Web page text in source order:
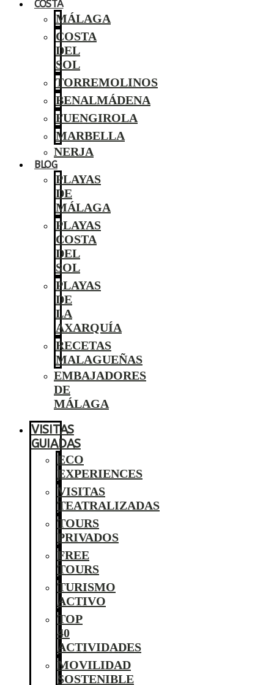
COSTA
MÁLAGA
COSTA
DEL
SOL
TORREMOLINOS
BENALMÁDENA
FUENGIROLA
MARBELLA
NERJA
BLOG
PLAYAS
DE
MÁLAGA
PLAYAS
COSTA
DEL
SOL
PLAYAS
DE
LA
AXARQUÍA
RECETAS
MALAGUEÑAS
EMBAJADORES
DE
MÁLAGA
VISITAS
GUIADAS
ECO
EXPERIENCES
VISITAS
TEATRALIZADAS
TOURS
PRIVADOS
FREE
TOURS
TURISMO
ACTIVO
TOP
40
ACTIVIDADES
MOVILIDAD
SOSTENIBLE